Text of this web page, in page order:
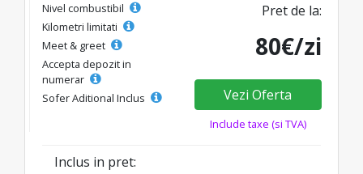
Nivel combustibil
Kilometri limitati
Meet & greet
Accepta depozit in
numerar
Sofer Aditional Inclus
Pret de la:
80€/zi
Vezi Oferta
Include taxe (si TVA)
Inclus in pret: